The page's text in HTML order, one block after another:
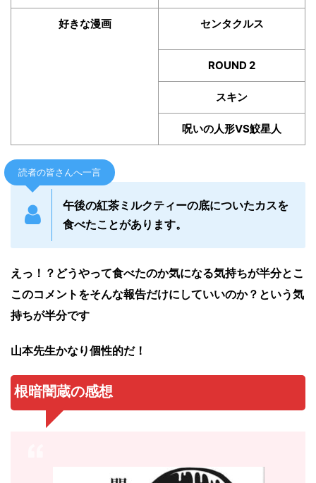
好きな漫画 センタクルス
ROUND 2
スキン
呪いの人形VS鮫星人
読者の皆さんへ一言
午後の紅茶ミルクティーの底についたカスを
食べたことがあります。
えっ！？どうやって食べたのか気になる気持ちが半分とこ
このコメントをそんな報告だけにしていいのか？という気
持ちが半分です
山本先生かなり個性的だ！
根暗闇蔵の感想